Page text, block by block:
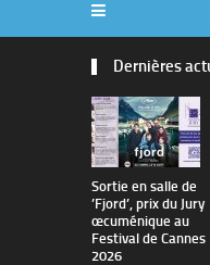
Dernières
Sortie en salle de
’Fjord’, prix du Jury
œcuménique au
Festival de Cannes
2026